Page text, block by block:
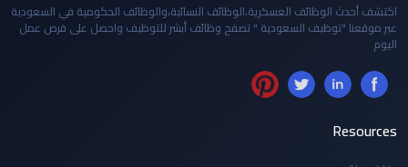
اكتشف أحدث الوظائف العسكرية،الوظائف النسائية،والوظائف الحكومية في السعودية
عبر موقعنا "توظيف السعودية " تصفح وظائف أبشر للتوظيف واحصل على فرص عمل
اليوم
Resources